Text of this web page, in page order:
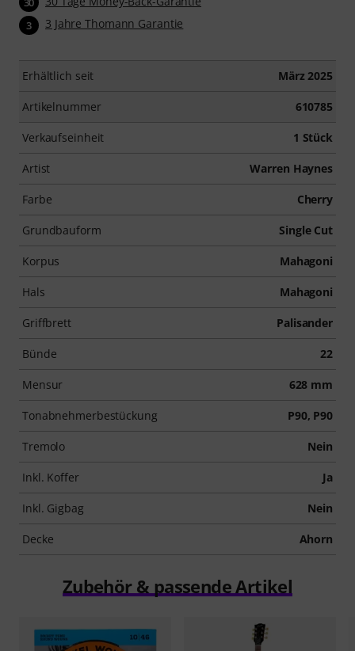
3 3 Jahre Thomann Garantie
Erhältlich seit März 2025
Artikelnummer 610785
Verkaufseinheit 1 Stück
Artist Warren Haynes
Farbe Cherry
Grundbauform Single Cut
Korpus Mahagoni
Hals Mahagoni
Griffbrett Palisander
Bünde 22
Mensur 628 mm
Tonabnehmerbestückung P90, P90
Tremolo Nein
Inkl. Koffer Ja
Inkl. Gigbag Nein
Decke Ahorn
Zubehör & passende Artikel